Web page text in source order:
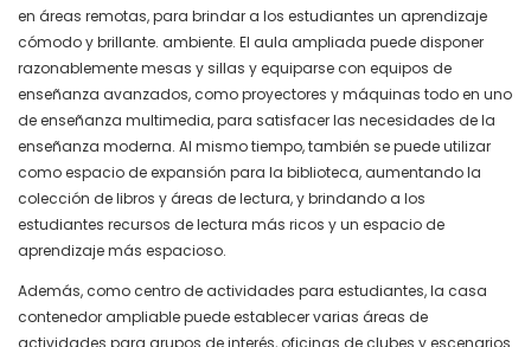
en áreas remotas, para brindar a los estudiantes un aprendizaje
cómodo y brillante. ambiente. El aula ampliada puede disponer
razonablemente mesas y sillas y equiparse con equipos de
enseñanza avanzados, como proyectores y máquinas todo en uno
de enseñanza multimedia, para satisfacer las necesidades de la
enseñanza moderna. Al mismo tiempo, también se puede utilizar
como espacio de expansión para la biblioteca, aumentando la
colección de libros y áreas de lectura, y brindando a los
estudiantes recursos de lectura más ricos y un espacio de
aprendizaje más espacioso.
Además, como centro de actividades para estudiantes, la casa
contenedor ampliable puede establecer varias áreas de